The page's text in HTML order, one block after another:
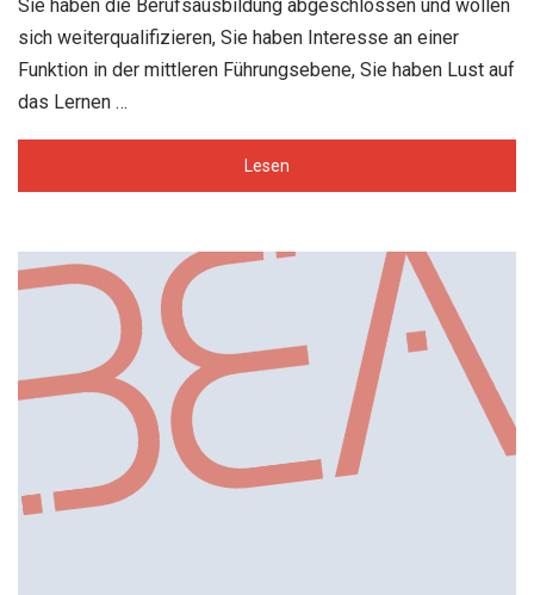
Sie haben die Berufsausbildung abgeschlossen und wollen
sich weiterqualifizieren, Sie haben Interesse an einer
Funktion in der mittleren Führungsebene, Sie haben Lust auf
das Lernen …
Lesen